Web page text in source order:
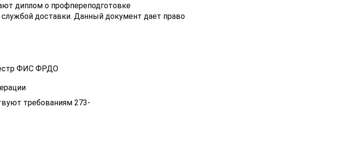
диплом о профпереподготовке
доставки. Данный документ дает право
ФИС ФРДО
требованиям 273-